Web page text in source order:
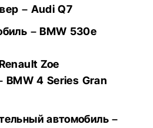
– Audi Q7
– BMW 530e
Zoe
BMW 4 Series Gran
автомобиль –